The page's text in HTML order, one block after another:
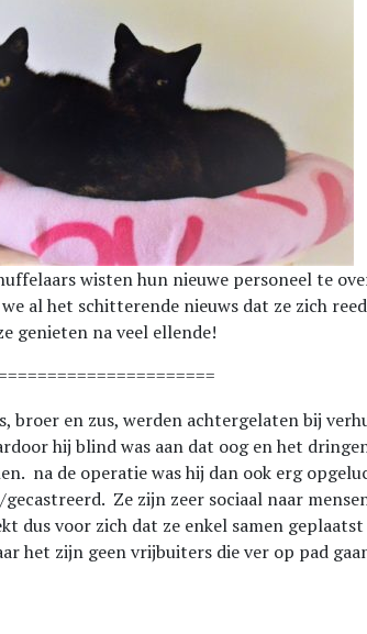
wisten hun nieuwe personeel te
al het schitterende nieuws dat ze zich
genieten na veel ellende!
broer en zus, werden achtergelaten bij
hij blind was aan dat oog en het
na de operatie was hij dan ook erg
Ze zijn zeer sociaal naar
dus voor zich dat ze enkel samen
het zijn geen vrijbuiters die ver op pad